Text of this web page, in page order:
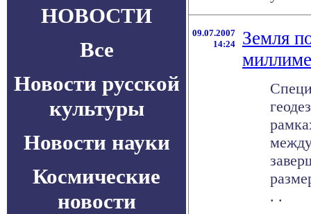
НОВОСТИ
Все
Новости русской
культуры
Новости науки
Космические
новости
09.07.2007
14:24
Земля
. .